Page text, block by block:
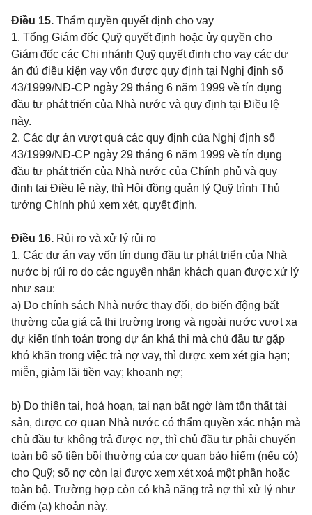
Điều 15. Thẩm quyền quyết định cho vay
1. Tổng Giám đốc Quỹ quyết định hoặc ủy quyền cho
Giám đốc các Chi nhánh Quỹ quyết định cho vay các dự
án đủ điều kiện vay vốn được quy định tại Nghị định số
43/1999/NĐ-CP ngày 29 tháng 6 năm 1999 về tín dụng
đầu tư phát triển của Nhà nước và quy định tại Điều lệ
này.
2. Các dự án vượt quá các quy định của Nghị định số
43/1999/NĐ-CP ngày 29 tháng 6 năm 1999 về tín dụng
đầu tư phát triển của Nhà nước của Chính phủ và quy
định tại Điều lệ này, thì Hội đồng quản lý Quỹ trình Thủ
tướng Chính phủ xem xét, quyết định.
Điều 16. Rủi ro và xử lý rủi ro
1. Các dự án vay vốn tín dụng đầu tư phát triển của Nhà
nước bị rủi ro do các nguyên nhân khách quan được xử lý
như sau:
a) Do chính sách Nhà nước thay đổi, do biến động bất
thường của giá cả thị trường trong và ngoài nước vượt xa
dự kiến tính toán trong dự án khả thi mà chủ đầu tư gặp
khó khăn trong việc trả nợ vay, thì được xem xét gia hạn;
miễn, giảm lãi tiền vay; khoanh nợ;
b) Do thiên tai, hoả hoạn, tai nạn bất ngờ làm tổn thất tài
sản, được cơ quan Nhà nước có thẩm quyền xác nhận mà
chủ đầu tư không trả được nợ, thì chủ đầu tư phải chuyển
toàn bộ số tiền bồi thường của cơ quan bảo hiểm (nếu có)
cho Quỹ; số nợ còn lại được xem xét xoá một phần hoặc
toàn bộ. Trường hợp còn có khả năng trả nợ thì xử lý như
điểm (a) khoản này.